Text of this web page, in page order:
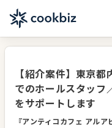
【紹介案件】東京
でのホールスタッフ
をサポートします
『アンティコカフェ アル